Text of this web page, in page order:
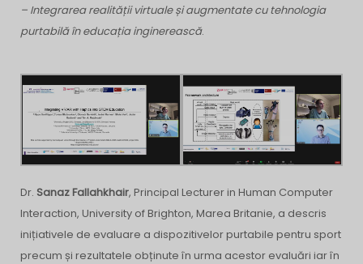
– Integrarea realității virtuale și augmentate cu tehnologia
purtabilă în educația inginerească.
Dr. Sanaz Fallahkhair, Principal Lecturer in Human Computer
Interaction, University of Brighton, Marea Britanie, a descris
inițiativele de evaluare a dispozitivelor purtabile pentru sport
precum și rezultatele obținute în urma acestor evaluări iar în